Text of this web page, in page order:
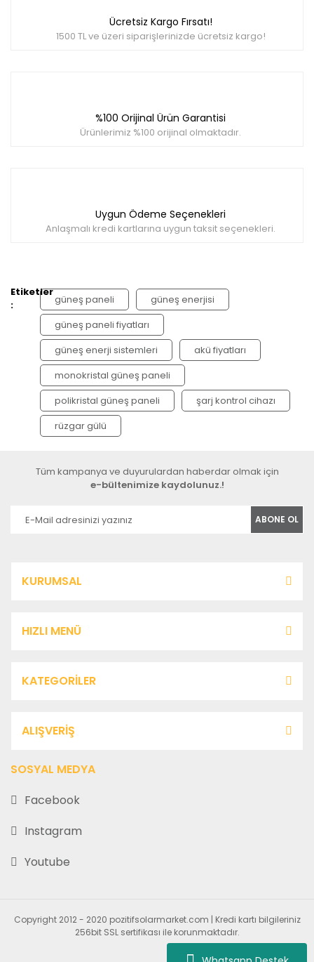
Ücretsiz Kargo Fırsatı!
1500 TL ve üzeri siparişlerinizde ücretsiz kargo!
%100 Orijinal Ürün Garantisi
Ürünlerimiz %100 orijinal olmaktadır.
Uygun Ödeme Seçenekleri
Anlaşmalı kredi kartlarına uygun taksit seçenekleri.
Etiketler
:
güneş paneli
güneş enerjisi
güneş paneli fiyatları
güneş enerji sistemleri
akü fiyatları
monokristal güneş paneli
polikristal güneş paneli
şarj kontrol cihazı
rüzgar gülü
Tüm kampanya ve duyurulardan haberdar olmak için
e-bültenimize kaydolunuz.!
ABONE OL
KURUMSAL
HIZLI MENÜ
KATEGORİLER
ALIŞVERİŞ
SOSYAL MEDYA
Facebook
Instagram
Youtube
Copyright 2012 - 2020 pozitifsolarmarket.com | Kredi kartı bilgileriniz
256bit SSL sertifikası ile korunmaktadır.